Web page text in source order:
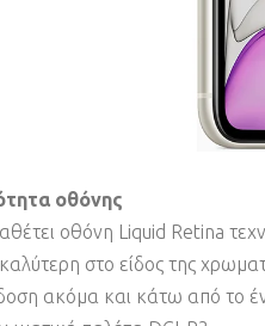
οθόνης
οθόνη Liquid Retina
στο είδος της
ακόμα και κάτω από το